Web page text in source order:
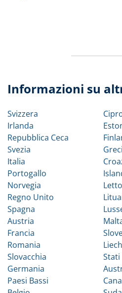
Informazioni su
Svizzera
Irlanda
Repubblica Ceca
Svezia
Italia
Portogallo
Norvegia
Regno Unito
Spagna
Austria
Francia
Romania
Slovacchia
Germania
Paesi Bassi